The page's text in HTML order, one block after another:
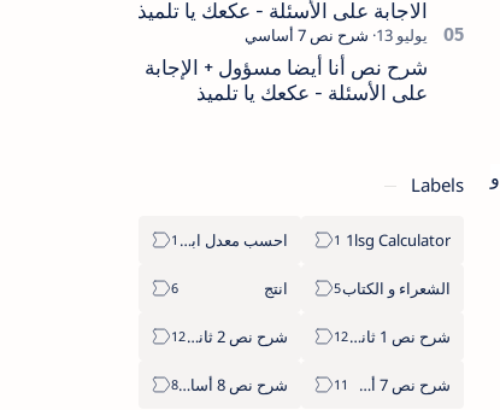
الاجابة على الأسئلة - عكعك يا تلميذ
شرح نص أنا أيضا مسؤول + الإجابة
على الأسئلة - عكعك يا تلميذ
Labels
1lsg Calculator احسب معدل ابنك
الشعراء و الكتاب انتج
شرح نص 1 ثانوي شرح نص 2 ثانوي
شرح نص 7 أساسي شرح نص 8 أساسي